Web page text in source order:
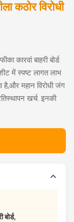
कठोर विरोधी
कारवां बाहरी बोर्ड
में स्पष्ट लागत लाभ
महान विरोधी जंग
खर्च. इनकी
बोर्ड,